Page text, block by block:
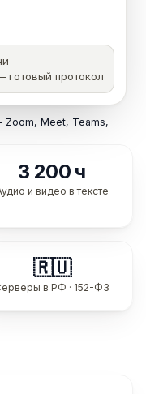
готовый протокол
Meet, Teams,
3 200 ч
и видео в тексте
🇷🇺
в РФ · 152-ФЗ